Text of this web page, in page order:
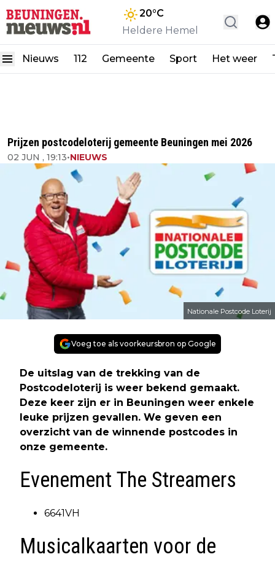
20°C
Heldere Hemel
Nieuws 112 Gemeente Sport Het weer
Prijzen postcodeloterij gemeente Beuningen mei 2026
02 JUN , 19:13•NIEUWS
Nationale Postcode Loterij
Voeg toe als voorkeursbron op Google
De uitslag van de trekking van de
Postcodeloterij is weer bekend gemaakt.
Deze keer zijn er in Beuningen weer enkele
leuke prijzen gevallen. We geven een
overzicht van de winnende postcodes in
onze gemeente.
Evenement The Streamers
6641VH
Musicalkaarten voor de